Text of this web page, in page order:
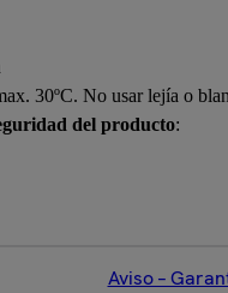
30ºC. No usar lejía o
del producto:
Aviso –